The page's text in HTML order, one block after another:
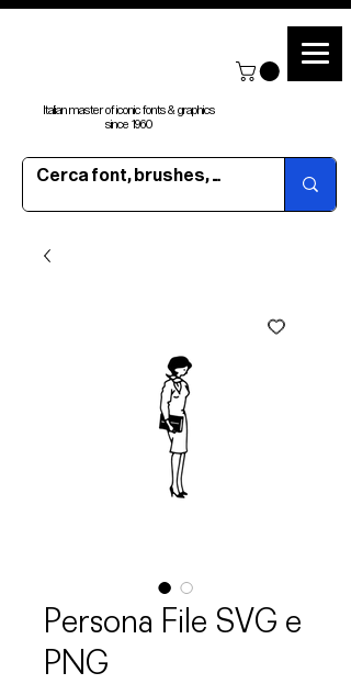
Italian master of iconic fonts & graphics
since 1960
Persona File SVG e
PNG